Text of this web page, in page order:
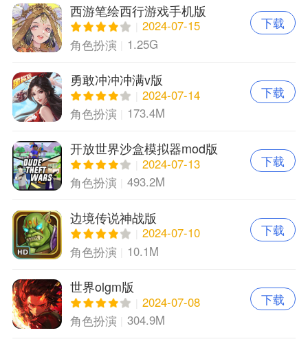
西游笔绘西行游戏手机版
2024-07-15
角色扮演
1.25G
下载
勇敢冲冲冲满v版
2024-07-14
角色扮演
173.4M
下载
开放世界沙盒模拟器mod版
2024-07-13
角色扮演
493.2M
下载
边境传说神战版
2024-07-10
角色扮演
10.1M
下载
世界olgm版
2024-07-08
角色扮演
304.9M
下载